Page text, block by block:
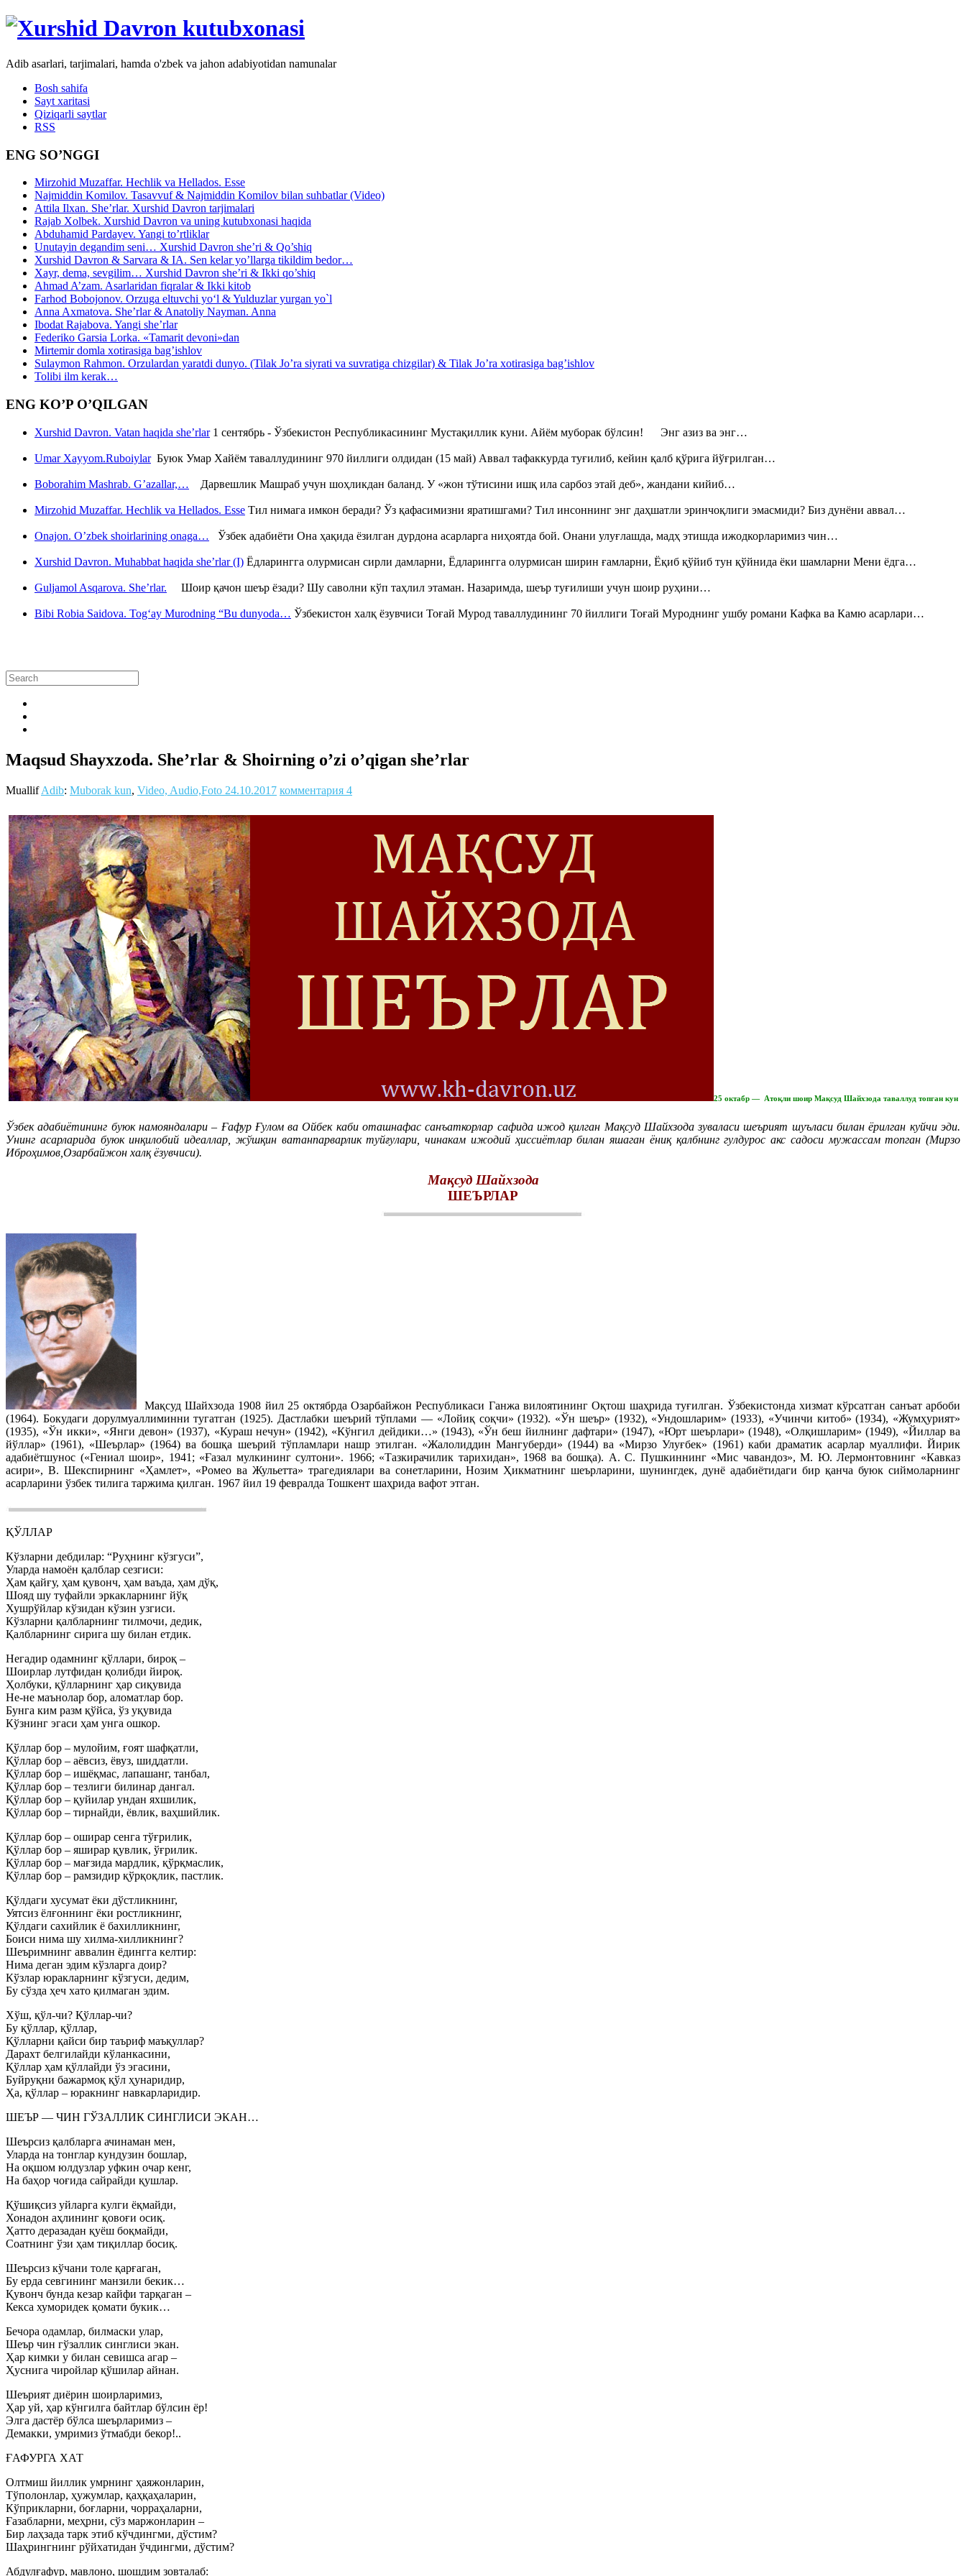
Adib asarlari, tarjimalari, hamda o'zbek va jahon adabiyotidan namunalar
Bosh sahifa
Sayt xaritasi
Qiziqarli saytlar
RSS
ENG SO’NGGI
Mirzohid Muzaffar. Hechlik va Hellados. Esse
Najmiddin Komilov. Tasavvuf & Najmiddin Komilov bilan suhbatlar (Video)
Attila Ilxan. She’rlar. Xurshid Davron tarjimalari
Rajab Xolbek. Xurshid Davron va uning kutubxonasi haqida
Abduhamid Pardayev. Yangi to’rtliklar
Unutayin degandim seni… Xurshid Davron she’ri & Qo’shiq
Xurshid Davron & Sarvara & IA. Sen kelar yo’llarga tikildim bedor…
Xayr, dema, sevgilim… Xurshid Davron she’ri & Ikki qo’shiq
Ahmad A’zam. Asarlaridan fiqralar & Ikki kitob
Farhod Bobojonov. Orzuga eltuvchi yo‘l & Yulduzlar yurgan yo`l
Anna Axmatova. She’rlar & Anatoliy Nayman. Anna
Ibodat Rajabova. Yangi she’rlar
Federiko Garsia Lorka. «Tamarit devoni»dan
Mirtemir domla xotirasiga bag’ishlov
Sulaymon Rahmon. Orzulardan yaratdi dunyo. (Tilak Jo’ra siyrati va suvratiga chizgilar) & Tilak Jo’ra xotirasiga bag’ishlov
Tolibi ilm kerak…
ENG KO’P O’QILGAN
Xurshid Davron. Vatan haqida she’rlar1 сентябрь - Ўзбекистон Республикасининг Мустақиллик куни. Айём муборак бўлсин! Энг азиз ва энг…
Umar Xayyom.RuboiylarБуюк Умар Хайём таваллудининг 970 йиллиги олдидан (15 май) Аввал тафаккурда туғилиб, кейин қалб қўрига йўғрилган…
Boborahim Mashrab. G’azallar,… Дарвешлик Машраб учун шоҳликдан баланд. У «жон тўтисини ишқ ила сарбоз этай деб», жандани кийиб…
Mirzohid Muzaffar. Hechlik va Hellados. Esse Тил нимага имкон беради? Ўз қафасимизни яратишгами? Тил инсоннинг энг даҳшатли эринчоқлиги эмасмиди? Биз дунёни аввал…
Onajon. O’zbek shoirlarining onaga… Ўзбек адабиёти Она ҳақида ёзилган дурдона асарларга ниҳоятда бой. Онани улуғлашда, мадҳ этишда ижодкорларимиз чин…
Xurshid Davron. Muhabbat haqida she’rlar (I) Ёдларингга олурмисан сирли дамларни, Ёдларингга олурмисан ширин ғамларни, Ёқиб қўйиб тун қўйнида ёки шамларни Мени ёдга…
Guljamol Asqarova. She’rlar. Шоир қачон шеър ёзади? Шу саволни кўп таҳлил этаман. Назаримда, шеър туғилиши учун шоир руҳини…
Bibi Robia Saidova. Tog‘ay Murodning “Bu dunyoda… Ўзбекистон халқ ёзувчиси Тоғай Мурод таваллудининг 70 йиллиги Тоғай Муроднинг ушбу романи Кафка ва Камю асарлари…
Maqsud Shayxzoda. She’rlar & Shoirning o’zi o’qigan she’rlar
MuallifAdib: Muborak kun, Video, Audio,Foto 24.10.2017 комментария 4
25 октабр — Aтоқли шоир Мақсуд Шайхзода таваллуд топган кун
Ўзбек адабиётининг буюк намояндалари – Ғафур Ғулом ва Ойбек каби оташнафас санъаткорлар сафида ижод қилган Мақсуд Шайхзода зуваласи шеърият шуъласи билан ёрилган куйчи эди.
Унинг асарларида буюк инқилобий идеаллар, жўшқин ватанпарварлик туйғулари, чинакам ижодий ҳиссиётлар билан яшаган ёниқ қалбнинг гулдурос акс садоси мужассам топган (Мирзо
Иброҳимов,Озарбайжон халқ ёзувчиси).
Мақсуд Шайхзода
ШЕЪРЛАР
Мақсуд Шайхзода 1908 йил 25 октябрда Озарбайжон Республикаси Ганжа вилоятининг Оқтош шаҳрида туғилган. Ўзбекистонда хизмат кўрсатган санъат арбоби
(1964). Бокудаги дорулмуаллиминни тугатган (1925). Дастлабки шеърий тўплами — «Лойиқ соқчи» (1932). «Ўн шеър» (1932), «Ундошларим» (1933), «Учинчи китоб» (1934), «Жумҳурият»
(1935), «Ўн икки», «Янги девон» (1937), «Кураш нечун» (1942), «Кўнгил дейдики…» (1943), «Ўн беш йилнинг дафтари» (1947), «Юрт шеърлари» (1948), «Олқишларим» (1949), «Йиллар ва
йўллар» (1961), «Шеърлар» (1964) ва бошқа шеърий тўпламлари нашр этилган. «Жалолиддин Мангуберди» (1944) ва «Мирзо Улуғбек» (1961) каби драматик асарлар муаллифи. Йирик
адабиётшунос («Гениал шоир», 1941; «Ғазал мулкининг султони». 1966; «Тазкирачилик тарихидан», 1968 ва бошқа). А. С. Пушкиннинг «Мис чавандоз», М. Ю. Лермонтовнинг «Кавказ
асири», В. Шекспирнинг «Ҳамлет», «Ромео ва Жульетта» трагедиялари ва сонетларини, Нозим Ҳикматнинг шеърларини, шунингдек, дунё адабиётидаги бир қанча буюк сиймоларнинг
асарларини ўзбек тилига таржима қилган. 1967 йил 19 февралда Тошкент шаҳрида вафот этган.
ҚЎЛЛАР
Кўзларни дебдилар: “Руҳнинг кўзгуси”,
Уларда намоён қалблар сезгиси:
Ҳам қайғу, ҳам қувонч, ҳам ваъда, ҳам дўқ,
Шояд шу туфайли эркакларнинг йўқ
Хушрўйлар кўзидан кўзин узгиси.
Кўзларни қалбларнинг тилмочи, дедик,
Қалбларнинг сирига шу билан етдик.
Негадир одамнинг қўллари, бироқ –
Шоирлар лутфидан қолибди йироқ.
Ҳолбуки, қўлларнинг ҳар сиқувида
Не-не маънолар бор, аломатлар бор.
Бунга ким разм қўйса, ўз уқувида
Кўзнинг эгаси ҳам унга ошкор.
Қўллар бор – мулойим, ғоят шафқатли,
Қўллар бор – аёвсиз, ёвуз, шиддатли.
Қўллар бор – ишёқмас, лапашанг, танбал,
Қўллар бор – тезлиги билинар дангал.
Қўллар бор – қуйилар ундан яхшилик,
Қўллар бор – тирнайди, ёвлик, ваҳшийлик.
Қўллар бор – оширар сенга тўғрилик,
Қўллар бор – яширар қувлик, ўғрилик.
Қўллар бор – мағзида мардлик, қўрқмаслик,
Қўллар бор – рамзидир қўрқоқлик, пастлик.
Қўлдаги хусумат ёки дўстликнинг,
Уятсиз ёлғоннинг ёки ростликнинг,
Қўлдаги сахийлик ё бахилликнинг,
Боиси нима шу хилма-хилликнинг?
Шеъримнинг аввалин ёдингга келтир:
Нима деган эдим кўзларга доир?
Кўзлар юракларнинг кўзгуси, дедим,
Бу сўзда ҳеч хато қилмаган эдим.
Хўш, қўл-чи? Қўллар-чи?
Бу қўллар, қўллар,
Қўлларни қайси бир таъриф маъқуллар?
Дарахт белгилайди кўланкасини,
Қўллар ҳам қўллайди ўз эгасини,
Буйруқни бажармоқ қўл ҳунаридир,
Ҳа, қўллар – юракнинг навкарларидир.
ШЕЪР — ЧИН ГЎЗАЛЛИК СИНГЛИСИ ЭКАН…
Шеърсиз қалбларга ачинаман мен,
Уларда на тонглар кундузин бошлар,
На оқшом юлдузлар уфкин очар кенг,
На баҳор чоғида сайрайди қушлар.
Қўшиқсиз уйларга кулги ёқмайди,
Хонадон аҳлининг қовоғи осиқ.
Ҳатто деразадан қуёш боқмайди,
Соатнинг ўзи ҳам тиқиллар босиқ.
Шеърсиз кўчани толе қарғаган,
Бу ерда севгининг манзили бекик…
Қувонч бунда кезар кайфи тарқаган –
Кекса хуморидек қомати букик…
Бечора одамлар, билмаски улар,
Шеър чин гўзаллик синглиси экан.
Ҳар кимки у билан севишса агар –
Ҳуснига чиройлар қўшилар айнан.
Шеърият диёрин шоирларимиз,
Ҳар уй, ҳар кўнгилга байтлар бўлсин ёр!
Элга дастёр бўлса шеърларимиз –
Демакки, умримиз ўтмабди бекор!..
ҒАФУРГА ХАТ
Олтмиш йиллик умрнинг ҳаяжонларин,
Тўполонлар, ҳужумлар, қаҳқаҳаларин,
Кўприкларни, боғларни, чорраҳаларни,
Ғазабларни, меҳрни, сўз маржонларин –
Бир лаҳзада тарк этиб кўчдингми, дўстим?
Шаҳрингнинг рўйхатидан ўчдингми, дўстим?
Абдулғафур, мавлоно, шошдим зовталаб: